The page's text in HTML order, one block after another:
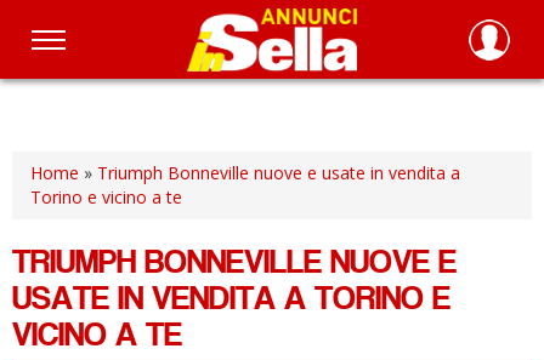
Salta
principale
Home » Triumph Bonneville nuove e usate in vendita a
Torino e vicino a te
TRIUMPH BONNEVILLE NUOVE E
USATE IN VENDITA A TORINO E
VICINO A TE